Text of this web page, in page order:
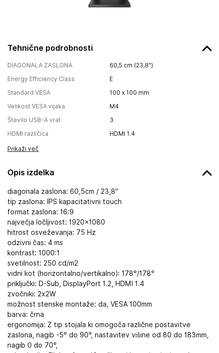
Tehnične podrobnosti
DIAGONALA ZASLONA
60,5 cm (23,8")
Energy Efficiency Class
E
Standard VESA
100 x 100 mm
Velikost VESA vijaka
M4
Število USB-A vrat
3
HDMI različica
HDMI 1.4
Prikaži več
Opis izdelka
diagonala zaslona: 60,5cm / 23,8"
tip zaslona: IPS kapacitativni touch
format zaslona: 16:9
največja ločljivost: 1920×1080
hitrost osveževanja: 75 Hz
odzivni čas: 4 ms
kontrast: 1000:1
svetilnost: 250 cd/m2
vidni kot (horizontalno/vertikalno): 178°/178°
priključki: D-Sub, DisplayPort 1.2, HDMI 1.4
zvočniki: 2x2W
možnost stenske montaže: da, VESA 100mm
barva: črna
ergonomija: Z tip stojala ki omogoča različne postavitve
zaslona, nagib -5° do 90°, nastavitev višine od 80 do 183mm,
nagib 0 do 70°,